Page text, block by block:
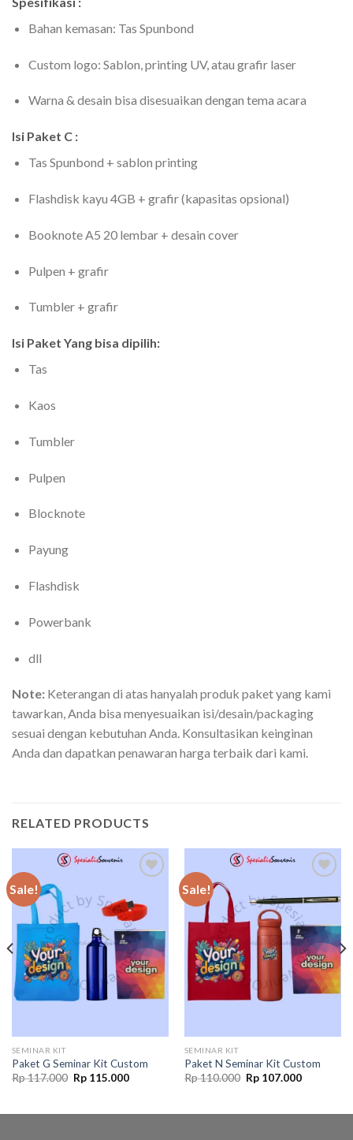
Bahan kemasan: Tas Spunbond
Custom logo: Sablon, printing UV, atau grafir laser
Warna & desain bisa disesuaikan dengan tema acara
Isi Paket C :
Tas Spunbond + sablon printing
Flashdisk kayu 4GB + grafir (kapasitas opsional)
Booknote A5 20 lembar + desain cover
Pulpen + grafir
Tumbler + grafir
Isi Paket Yang bisa dipilih:
Tas
Kaos
Tumbler
Pulpen
Blocknote
Payung
Flashdisk
Powerbank
dll
Note: Keterangan di atas hanyalah produk paket yang kami
tawarkan, Anda bisa menyesuaikan isi/desain/packaging
sesuai dengan kebutuhan Anda. Konsultasikan keinginan
Anda dan dapatkan penawaran harga terbaik dari kami.
RELATED PRODUCTS
Sale!
Add to
wishlist
SEMINAR KIT
Paket G Seminar Kit Custom
Rp117.000 Original
price
Rp115.000Current
Sale!
wishlist
SEMINAR KIT
Paket N Seminar Kit Custom
Rp110.000 Original
price
Rp107.000Current